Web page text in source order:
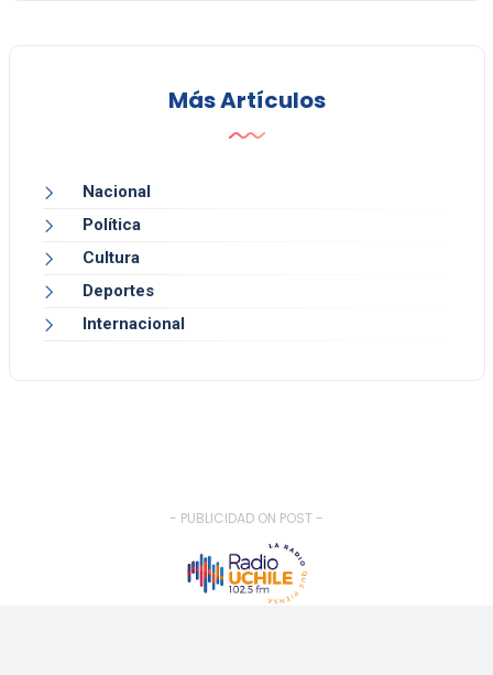
Más Artículos
Nacional
Política
Cultura
Deportes
Internacional
- PUBLICIDAD ON POST -